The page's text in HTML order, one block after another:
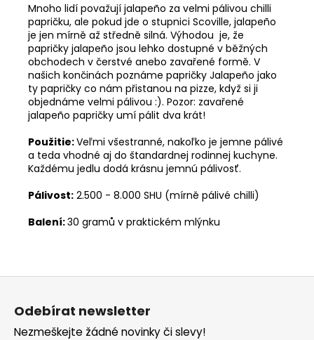
Mnoho lidí považují jalapeño za velmi pálivou chilli
papričku, ale pokud jde o stupnici Scoville, jalapeño
je jen mírně až středně silná. Výhodou je, že
papričky jalapeño jsou lehko dostupné v běžných
obchodech v čerstvé anebo zavařené formě. V
našich končinách poznáme papričky Jalapeño jako
ty papričky co nám přistanou na pizze, když si ji
objednáme velmi pálivou :). Pozor: zavařené
jalapeño papričky umí pálit dva krát!
Použitie:Veľmi všestranné, nakoľko je jemne pálivé
a teda vhodné aj do štandardnej rodinnej kuchyne.
Každému jedlu dodá krásnu jemnú pálivosť.
Pálivost: 2.500 - 8.000 SHU (mírně pálivé chilli)
Balení:30 gramů v praktickém mlýnku
Z
Odebírat newsletter
Nezmeškejte žádné novinky či slevy!